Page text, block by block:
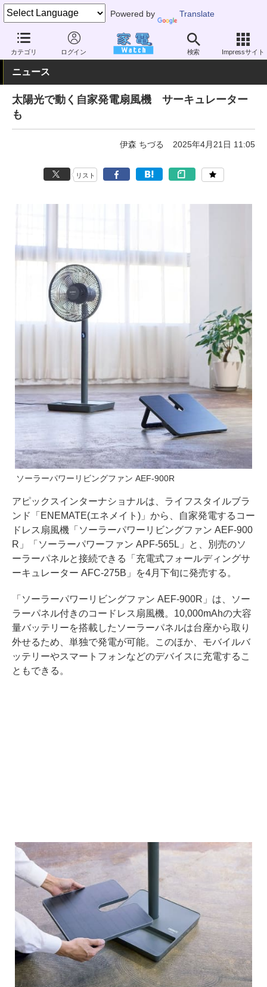
Powered by Translate
カテゴリ ログイン 検索 Impressサイト
家電 Watch 空調家電 扇風機 単機能
ニュース
太陽光で動く自家発電扇風機 サーキュレーター
も
伊森 ちづる 2025年4月21日 11:05
リスト
ソーラーパワーリビングファン AEF-900R
アピックスインターナショナルは、ライフスタイルブラ
ンド「ENEMATE(エネメイト)」から、自家発電するコー
ドレス扇風機「ソーラーパワーリビングファン AEF-900
R」「ソーラーパワーファン APF-565L」と、別売のソ
ーラーパネルと接続できる「充電式フォールディングサ
ーキュレーター AFC-275B」を4月下旬に発売する。
「ソーラーパワーリビングファン AEF-900R」は、ソー
ラーパネル付きのコードレス扇風機。10,000mAhの大容
量バッテリーを搭載したソーラーパネルは台座から取り
外せるため、単独で発電が可能。このほか、モバイルバ
ッテリーやスマートフォンなどのデバイスに充電するこ
ともできる。